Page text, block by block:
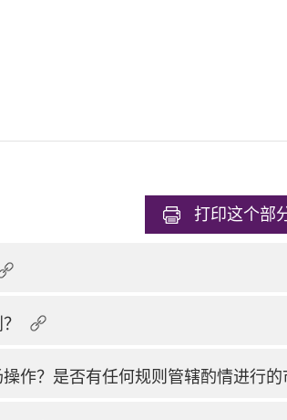
打印这个部
作？是否有任何规则管辖酌情进行的